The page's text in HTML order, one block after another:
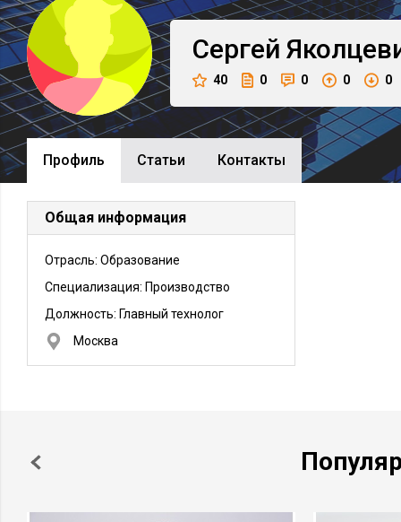
Сергей
40 0 0 0 0
Профиль Cтатьи Контакты
Общая информация
Отрасль: Образование
Специализация: Производство
Должность: Главный технолог
Москва